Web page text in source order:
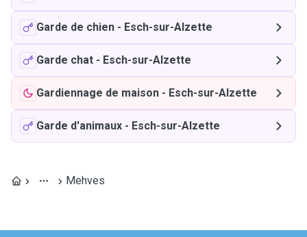
Garde de chien - Esch-sur-Alzette
Garde chat - Esch-sur-Alzette
Gardiennage de maison - Esch-sur-Alzette
Garde d'animaux - Esch-sur-Alzette
Mehves